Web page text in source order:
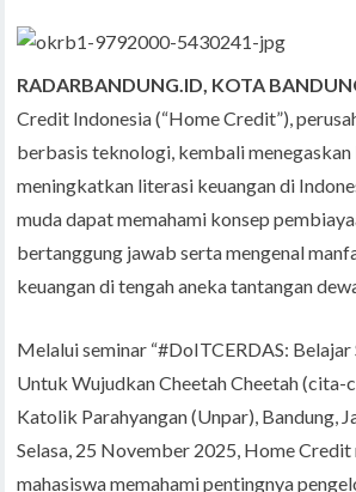
RADARBANDUNG.ID, KOTA
Credit Indonesia (“Home Credit”),
berbasis teknologi, kembali
meningkatkan literasi keuangan di
muda dapat memahami konsep
bertanggung jawab serta mengenal
keuangan di tengah aneka tantangan
Melalui seminar “#DoITCERDAS:
Untuk Wujudkan Cheetah Cheetah (cita-
Katolik Parahyangan (Unpar), Bandung,
Selasa, 25 November 2025, Home Credit
mahasiswa memahami pentingnya